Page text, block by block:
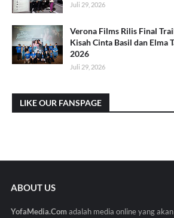
Juli 29, 2026
Verona Films Rilis Final
Kisah Cinta Basil dan Elma
2026
Juli 29, 2026
LIKE OUR FANSPAGE
ABOUT US
YofaMedia.Comadalah media online yang